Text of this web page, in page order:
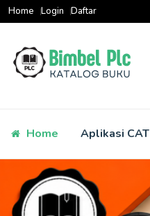
Home Login Daftar
Home Aplikasi CAT